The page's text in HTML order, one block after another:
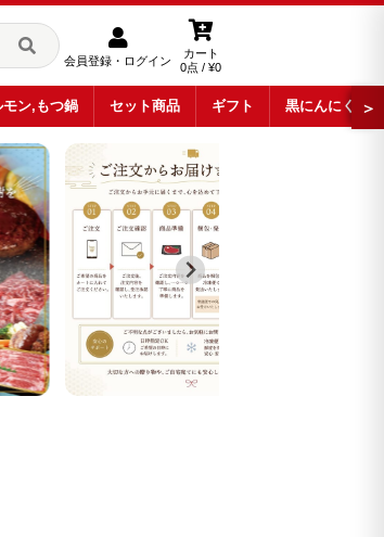
会員登録・ログイン
カート
0点 / ¥0
モン,もつ鍋 セット商品 ギフト 黒にんにく ＞